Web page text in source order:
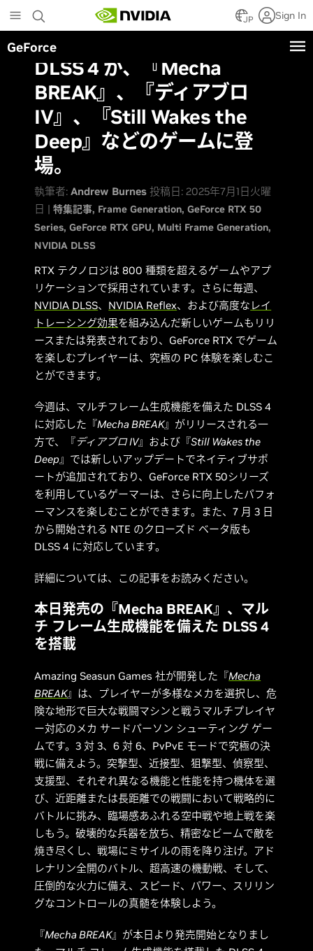
to
main
content
JP Sign In
GeForce
DLSS 4 が、『Mecha
BREAK』、『ディアブロ
IV』、『Still Wakes the
Deep』などのゲームに登
場。
執筆者:Andrew Burnes 投稿日: 2025年7月1日火曜
日 |特集記事 Frame Generation GeForce RTX 50
Series GeForce RTX GPU Multi Frame Generation
NVIDIA DLSS
RTX テクノロジは 800 種類を超えるゲームやアプ
リケーションで採用されています。さらに毎週、
NVIDIA DLSS、 NVIDIA Reflex、および高度な レイ
トレーシング効果を組み込んだ新しいゲームもリリ
ースまたは発表されており、GeForce RTX でゲーム
を楽しむプレイヤーは、究極の PC 体験を楽しむこ
とができます。
今週は、マルチフレーム生成機能を備えた DLSS 4
に対応した『Mecha BREAK』がリリースされる一
方で、『ディアブロ IV』および『Still Wakes the
Deep』では新しいアップデートでネイティブサポ
ートが追加されており、GeForce RTX 50シリーズ
を利用しているゲーマーは、さらに向上したパフォ
ーマンスを楽しむことができます。また、7 月 3 日
から開始される NTE のクローズド ベータ版も
DLSS 4 に対応しています。
詳細については、この記事をお読みください。
本日発売の『Mecha BREAK』、マル
チ フレーム生成機能を備えた DLSS 4
を搭載
Amazing Seasun Games 社が開発した『Mecha
BREAK』は、プレイヤーが多様なメカを選択し、危
険な地形で巨大な戦闘マシンと戦うマルチプレイヤ
ー対応のメカ サードパーソン シューティング ゲー
ムです。3 対 3、6 対 6、PvPvE モードで究極の決
戦に備えよう。突撃型、近接型、狙撃型、偵察型、
支援型、それぞれ異なる機能と性能を持つ機体を選
び、近距離または長距離での戦闘において戦略的に
バトルに挑み、臨場感あふれる空中戦や地上戦を楽
しもう。破壊的な兵器を放ち、精密なビームで敵を
焼き尽くし、戦場にミサイルの雨を降り注げ。アド
レナリン全開のバトル、超高速の機動戦、そして、
圧倒的な火力に備え、スピード、パワー、スリリン
グなコントロールの真髄を体験しよう。
『Mecha BREAK』が本日より発売開始となりまし